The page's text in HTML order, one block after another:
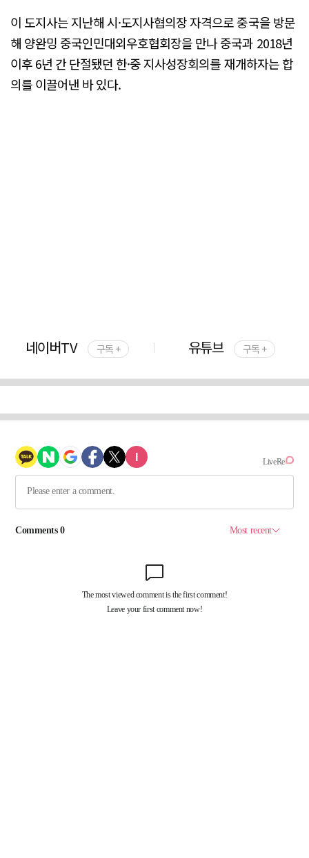
이 도지사는 지난해 시·도지사협의장 자격으로 중국을 방문
해 양완밍 중국인민대외우호협회장을 만나 중국과 2018년
이후 6년 간 단절됐던 한·중 지사성장회의를 재개하자는 합
의를 이끌어낸 바 있다.
네이버TV 구독 + 유튜브 구독 +